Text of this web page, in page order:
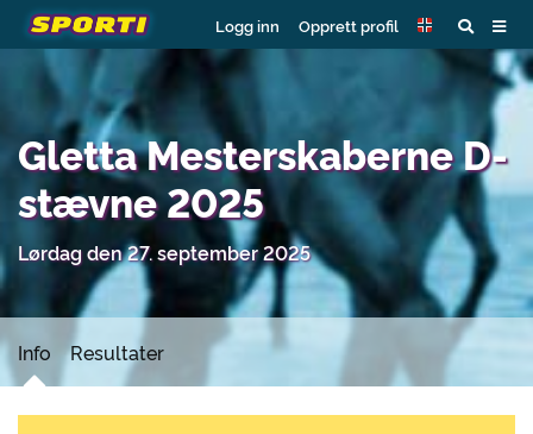
Logg inn Opprett profil
Gletta Mesterskaberne D-
stævne 2025
Lørdag den 27. september 2025
Info Resultater